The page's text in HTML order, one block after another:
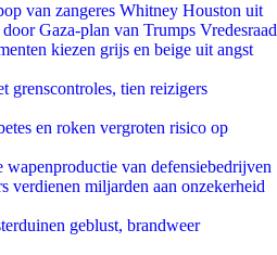
van zangeres Whitney Houston uit
Gaza-plan van Trumps Vredesraad
kiezen grijs en beige uit angst
grenscontroles, tien reizigers
en roken vergroten risico op
wapenproductie van defensiebedrijven
verdienen miljarden aan onzekerheid
geblust, brandweer